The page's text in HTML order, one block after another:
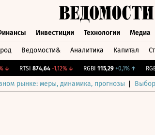
Инвестиции Технологии Медиа
Ведомости& Аналитика Капитал
↓ RTSI 874,64 -1,12%↓ RGBI 115,29 +0,1%↑
рынке: меры, динамика, прогнозы